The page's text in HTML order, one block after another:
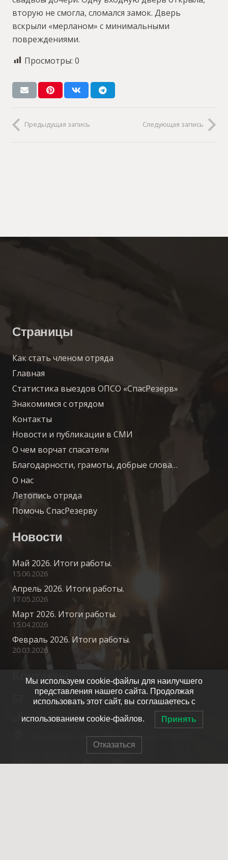
вторую не смогла, сломался замок. Дверь
вскрыли «мерланом» с минимальными
повреждениями.
Просмотры: 0
Предыдущая запись Следующая запись
Страницы
Как стать членом отряда
Главная
Статистика выездов ОПСО «СпасРезерв»
Знакомимся с отрядом
Контакты
Новости и публикации в СМИ
О чем ворчат спасатели
Благодарности, грамоты, добрые слова…
О нас
Летопись отряда
Помочь СпасРезерву
Новости
Май 2026. Итоги работы.
15.06.2026
Апрель 2026. Итоги работы.
17.05.2026
Март 2026. Итоги работы.
15.04.2026
Февраль 2026. Итоги работы.
20.03.2026
Контакты
info@spasrezerv.ru
+7 (495) 676-02-06
Динамовская ул., 10к1, Москва, 109044
Мы используем cookie-файлы для наилучшего
представления нашего сайта. Продолжая
использовать этот сайт, вы соглашаетесь с
использованием cookie-файлов. Принять
Отказаться